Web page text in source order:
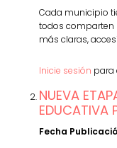
Cada municipio
todos comparten
más claras,
Inicie sesión para
NUEVA
EDUCATIVA
Fecha